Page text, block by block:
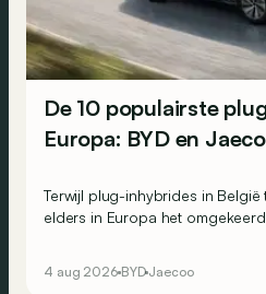
De 10 populairste
Europa: BYD en
Terwijl plug-inhybrides in België
elders in Europa het
Europese PHEV-inschrijvingen
4 aug 2026 BYD Jaecoo